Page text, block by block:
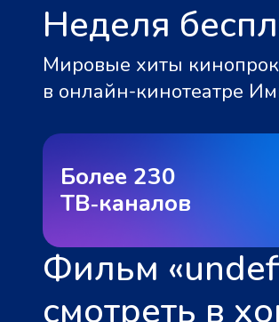
Неделя
Мировые хиты
в онлайн-кинотеатре
Более 230
ТВ‑каналов
Фильм
смотреть в